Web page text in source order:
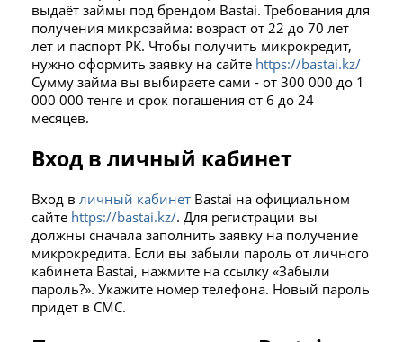
выдаёт займы под брендом Bastai. Требования для
получения микрозайма: возраст от 22 до 70 лет
лет и паспорт РК. Чтобы получить микрокредит,
нужно оформить заявку на сайте https://bastai.kz/
Сумму займа вы выбираете сами - от 300 000 до 1
000 000 тенге и срок погашения от 6 до 24
месяцев.
Вход в личный кабинет
Вход в личный кабинетBastai на официальном
сайте https://bastai.kz/. Для регистрации вы
должны сначала заполнить заявку на получение
микрокредита. Если вы забыли пароль от личного
кабинета Bastai, нажмите на ссылку «Забыли
пароль?». Укажите номер телефона. Новый пароль
придет в СМС.